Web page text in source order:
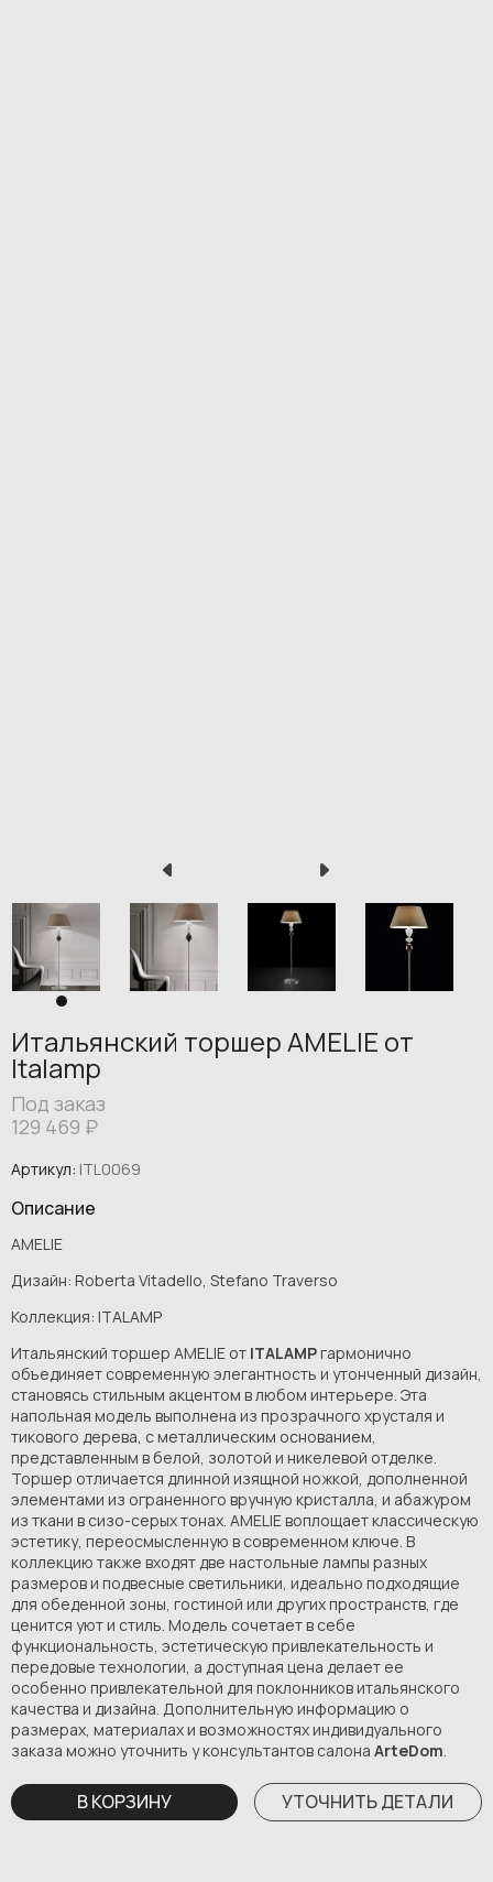
Итальянский торшер AMELIE от
Italamp
Под заказ
129 469 ₽
Артикул: ITL0069
Описание
AMELIE
Дизайн: Roberta Vitadello, Stefano Traverso
Коллекция: ITALAMP
Итальянский торшер AMELIE от ITALAMPгармонично
объединяет современную элегантность и утонченный дизайн,
становясь стильным акцентом в любом интерьере. Эта
напольная модель выполнена из прозрачного хрусталя и
тикового дерева, с металлическим основанием,
представленным в белой, золотой и никелевой отделке.
Торшер отличается длинной изящной ножкой, дополненной
элементами из ограненного вручную кристалла, и абажуром
из ткани в сизо-серых тонах. AMELIE воплощает классическую
эстетику, переосмысленную в современном ключе. В
коллекцию также входят две настольные лампы разных
размеров и подвесные светильники, идеально подходящие
для обеденной зоны, гостиной или других пространств, где
ценится уют и стиль. Модель сочетает в себе
функциональность, эстетическую привлекательность и
передовые технологии, а доступная цена делает ее
особенно привлекательной для поклонников итальянского
качества и дизайна. Дополнительную информацию о
размерах, материалах и возможностях индивидуального
заказа можно уточнить у консультантов салона ArteDom.
В КОРЗИНУ УТОЧНИТЬ ДЕТАЛИ